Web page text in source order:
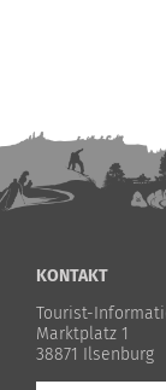
KONTAKT
Tourist-
Marktplatz 1
38871 Ilsenburg